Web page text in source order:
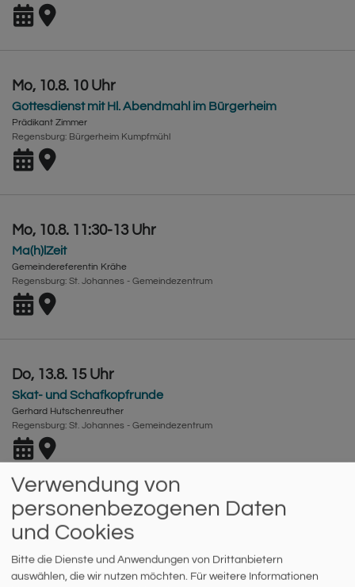
Mo, 10.8. 10 Uhr
Gottesdienst mit Hl. Abendmahl im Bürgerheim
Prädikant Zimmer
Regensburg Bürgerheim Kumpfmühl
Mo, 10.8. 11:30-13 Uhr
Ma(h)lZeit
Gemeindereferentin Krähe
Regensburg St. Johannes - Gemeindezentrum
Do, 13.8. 15 Uhr
Skat- und Schafkopfrunde
Gerhard Hutschenreuther
Regensburg St. Johannes - Gemeindezentrum
Fr, 14.8. 10 Uhr
Gottesdienst im Seniorenheim
Prädikant Prof. Striepling
Regensburg
Johannesstift
Verwendung von
personenbezogenen Daten
und Cookies
Bitte die Dienste und Anwendungen von Drittanbietern
auswählen, die wir nutzen möchten. Für weitere Informationen